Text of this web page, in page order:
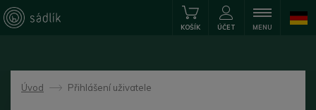
KOŠÍK ÚČET MENU
Úvod
->
Přihlášení uživatele